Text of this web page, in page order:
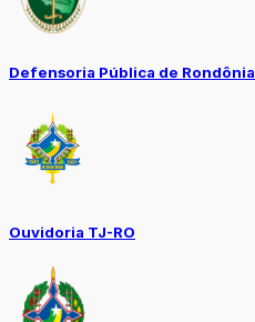
Defensoria Pública de Rondônia
Ouvidoria TJ-RO